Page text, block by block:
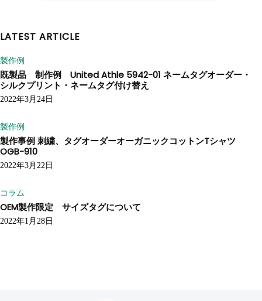
LATEST ARTICLE
製作例
既製品 制作例 United Athle 5942-01 ネームタグオーダー・
シルクプリント・ネームタグ付け替え
2022年3月24日
製作例
製作事例 刺繍、タグオーダーオーガニックコットンTシャツ
OGB-910
2022年3月22日
コラム
OEM製作限定 サイズタグについて
2022年1月28日